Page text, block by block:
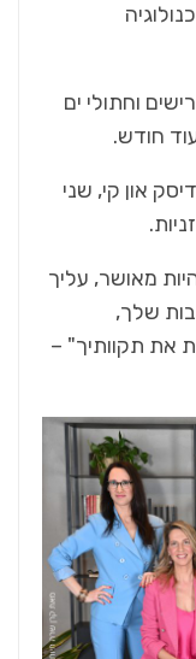
וחתולי ים
חודש.
און קי, שני
מאושר, עליך
שלך,
את תקוותיך" –